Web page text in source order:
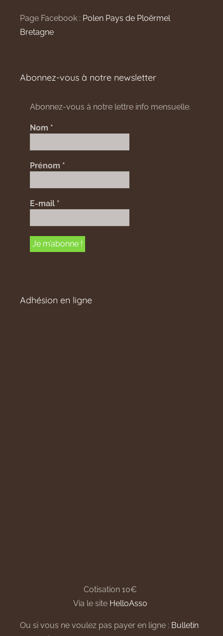
Page Facebook : Polen Pays de Ploërmel
Bretagne
Abonnez-vous à notre newsletter
Abonnez-vous à notre lettre info mensuelle.
Nom *
Prénom *
E-mail *
Adhésion en ligne
Cotisation 10€
Via le site HelloAsso
Ou si vous ne voulez pas payer en ligne : Bulletin